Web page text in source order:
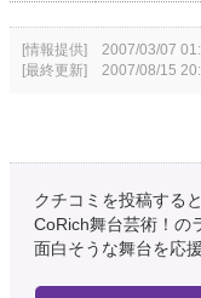
[情報提供] 2007/03/07
[最終更新] 2007/08/15
クチコミを投稿すると
CoRich舞台芸術！の
面白そうな舞台を応